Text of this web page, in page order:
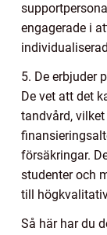
engagerade i
5. De erbjuder
De vet att det
tandvård,
försäkringar.
studenter och
till
Så här har du